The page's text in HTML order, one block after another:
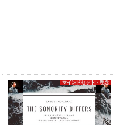
マインドセット・理念